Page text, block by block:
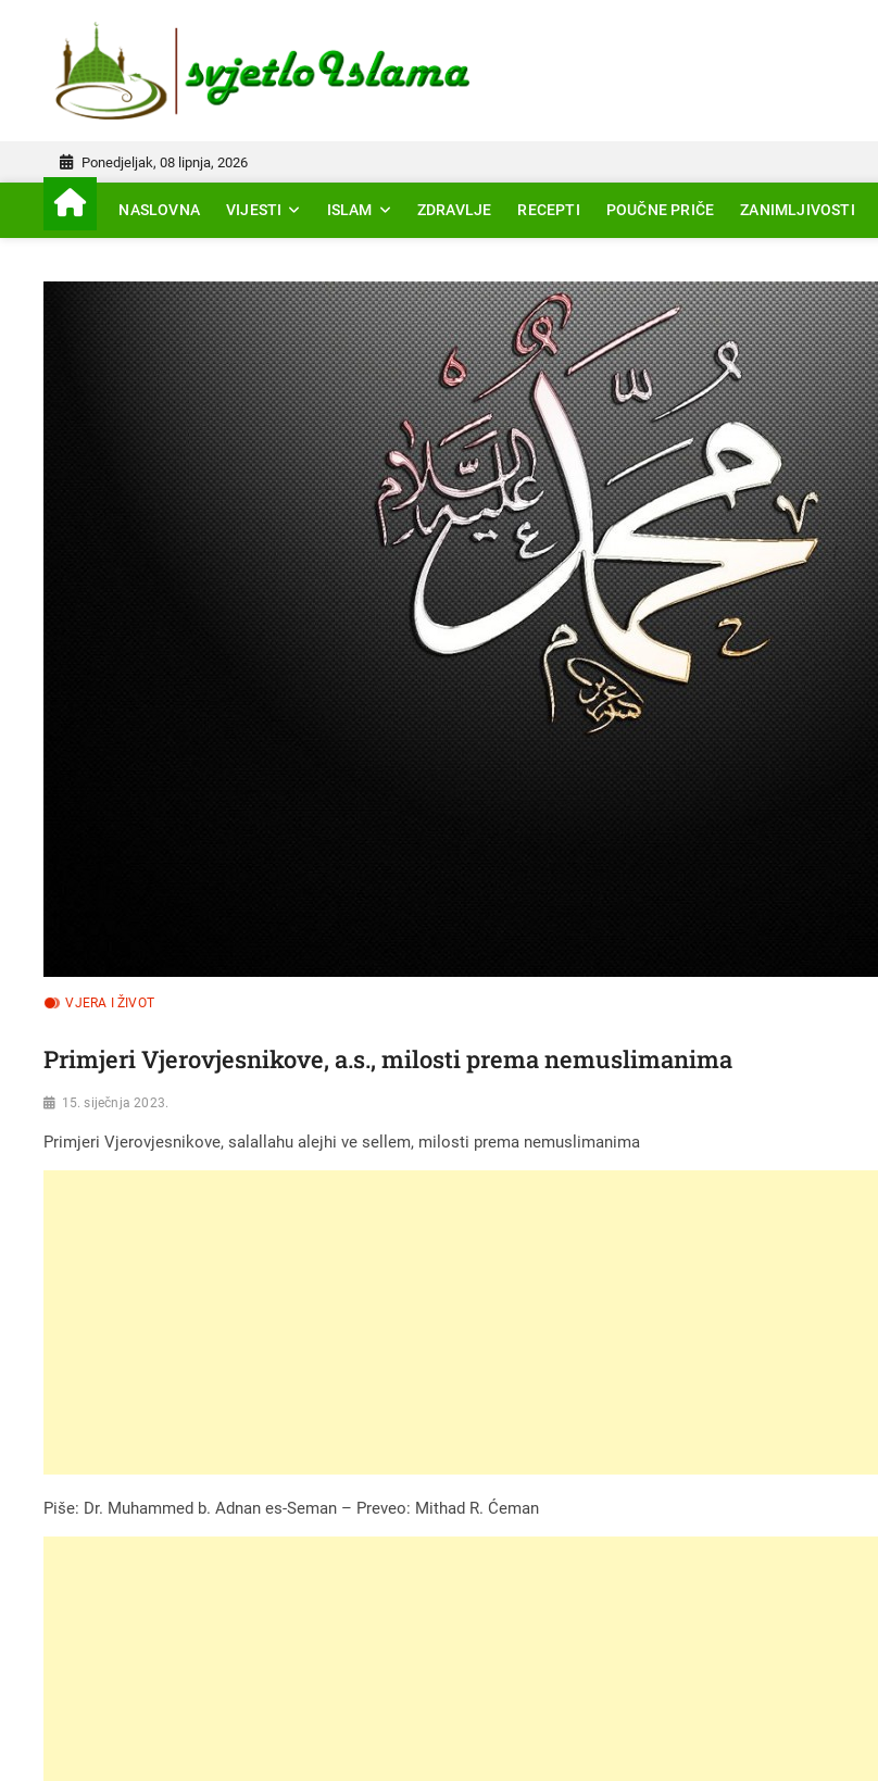
Ponedjeljak, 08 lipnja, 2026
NASLOVNA VIJESTI ISLAM ZDRAVLJE RECEPTI POUČNE PRIČE ZANIMLJIVOSTI
VJERA I ŽIVOT
Primjeri Vjerovjesnikove, a.s., milosti prema nemuslimanima
15. siječnja 2023.
Primjeri Vjerovjesnikove, salallahu alejhi ve sellem, milosti prema nemuslimanima
Piše: Dr. Muhammed b. Adnan es-Seman – Preveo: Mithad R. Ćeman